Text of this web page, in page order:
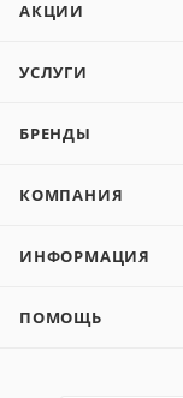
АКЦИИ
УСЛУГИ
БРЕНДЫ
КОМПАНИЯ
ИНФОРМАЦИЯ
ПОМОЩЬ